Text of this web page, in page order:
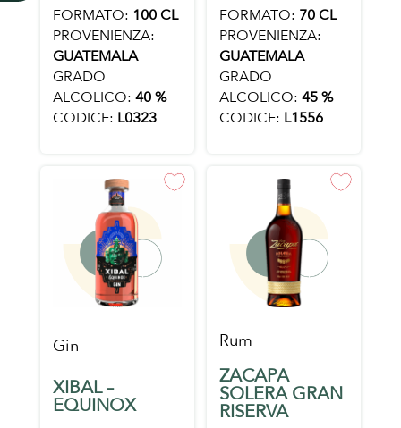
FORMATO: 100 CL
PROVENIENZA:
GUATEMALA
GRADO
ALCOLICO: 40 %
CODICE: L0323
FORMATO: 70 CL
PROVENIENZA:
GUATEMALA
GRADO
ALCOLICO: 45 %
CODICE: L1556
Gin
XIBAL –
EQUINOX
Rum
ZACAPA
SOLERA GRAN
RISERVA